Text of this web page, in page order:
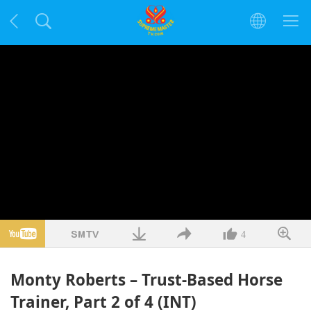
4
Monty Roberts – Trust-Based Horse
Trainer, Part 2 of 4 (INT)